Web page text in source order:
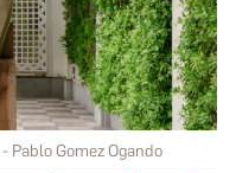
Pablo Gomez Ogando